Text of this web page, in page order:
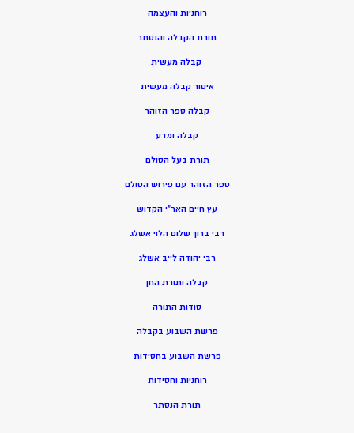
רוחניות והעצמה
תורת הקבלה והנסתר
קבלה מעשית
איסור קבלה מעשית
קבלה ספר הזוהר
קבלה ומדע
תורת בעל הסולם
ספר הזוהר עם פירוש הסולם
עץ חיים האר”י הקדוש
רבי ברוך שלום הלוי אשלג
רבי יהודה לייב אשלג
קבלה ותורת החן
סודות התורה
פרשת השבוע בקבלה
פרשת השבוע בחסידות
רוחניות וחסידות
תורת הנסתר